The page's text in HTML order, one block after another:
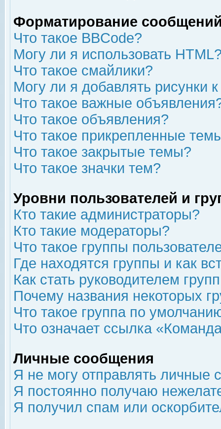
Форматирование
Что такое BBCode?
Могу ли я использовать
Что такое смайлики?
Могу ли я добавлять рисунки
Что такое важные
Что такое объявления?
Что такое прикрепленные
Что такое закрытые темы?
Что такое значки тем?
Уровни пользователей и
Кто такие администраторы?
Кто такие модераторы?
Что такое группы
Где находятся группы и как
Как стать руководителем
Почему названия некоторых
Что такое группа по
Что означает ссылка
Личные сообщения
Я не могу отправлять личные
Я постоянно получаю
Я получил спам или